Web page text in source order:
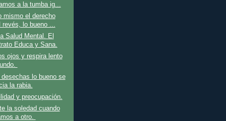
a la tumba ig...
mismo el derecho
revés, lo bueno ...
Salud Mental. El
Educa y Sana.
ojos y respira lento
desechas lo bueno se
la rabia.
y preocupación.
la soledad cuando
a otro.